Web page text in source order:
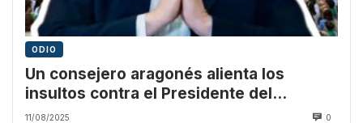
ODIO
Un consejero aragonés alienta los
insultos contra el Presidente del
Gobierno durante el pregón
11/08/2025 0